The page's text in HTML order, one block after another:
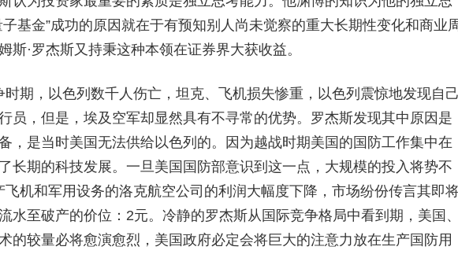
基金”成功的原因就在于有预知别人尚未觉察的重大长期性变化和商业周
斯·罗杰斯又持秉这种本领在证券界大获收益。
，以色列数千人伤亡，坦克、飞机损失惨重，以色列震惊地发现自己
员，但是，埃及空军却显然具有不寻常的优势。罗杰斯发现其中原因是
，是当时美国无法供给以色列的。因为越战时期美国的国防工作集中在
长期的科技发展。一旦美国国防部意识到这一点，大规模的投入将势不
机和军用设务的洛克航空公司的利润大幅度下降，市场纷份传言其即
水至破产的价位：2元。冷静的罗杰斯从国际竞争格局中看到期，美国、
的较量必将愈演愈烈，美国政府必定会将巨大的注意力放在生产国防用